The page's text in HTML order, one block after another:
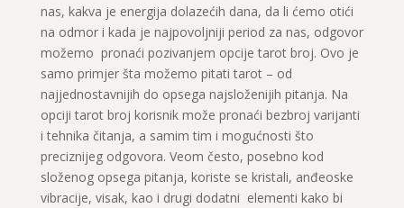
nas, kakva je energija dolazećih dana, da li ćemo otići
na odmor i kada je najpovoljniji period za nas, odgovor
možemo pronaći pozivanjem opcije tarot broj. Ovo je
samo primjer šta možemo pitati tarot – od
najjednostavnijih do opsega najsloženijih pitanja. Na
opciji tarot broj korisnik može pronaći bezbroj varijanti
i tehnika čitanja, a samim tim i mogućnosti što
preciznijeg odgovora. Veom često, posebno kod
složenog opsega pitanja, koriste se kristali, anđeoske
vibracije, visak, kao i drugi dodatni elementi kako bi